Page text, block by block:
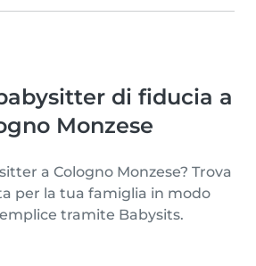
di fiducia a
Monzese
a Cologno Monzese? Trova
per la tua famiglia in modo
tramite Babysits.